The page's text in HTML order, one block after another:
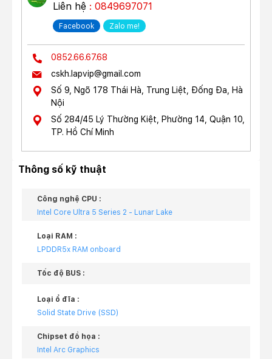
Liên hệ : 0849697071
Facebook Zalo me!
0852.66.67.68
cskh.lapvip@gmail.com
Số 9, Ngõ 178 Thái Hà, Trung Liệt, Đống Đa, Hà
Nội
Số 284/45 Lý Thường Kiệt, Phường 14, Quận 10,
TP. Hồ Chí Minh
Thông số kỹ thuật
Công nghệ CPU :
Intel Core Ultra 5 Series 2 - Lunar Lake
Loại RAM :
LPDDR5x RAM onboard
Tốc độ BUS :
Loại ổ đĩa :
Solid State Drive (SSD)
Chipset đồ họa :
Intel Arc Graphics